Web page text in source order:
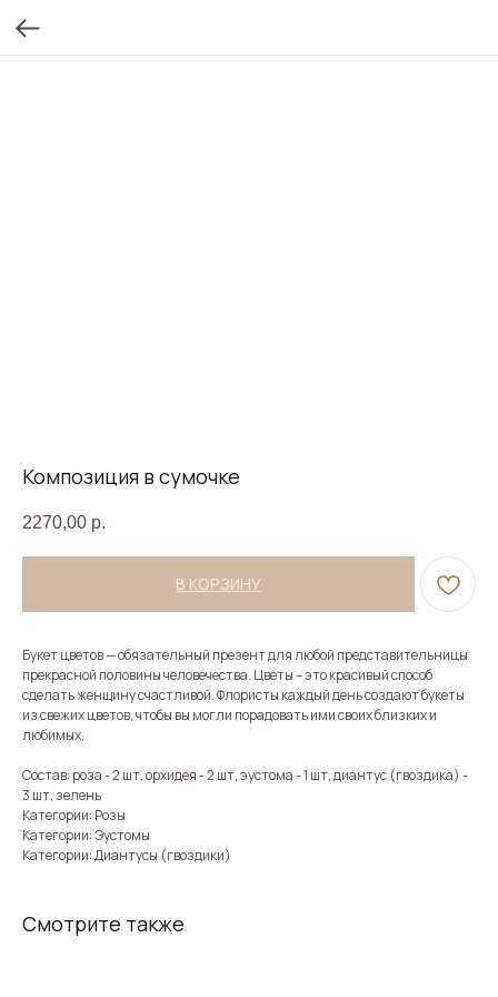
Композиция в сумочке
2270,00 р.
В КОРЗИНУ
Букет цветов — обязательный презент для любой представительницы
прекрасной половины человечества. Цветы – это красивый способ
сделать женщину счастливой. Флористы каждый день создают букеты
из свежих цветов, чтобы вы могли порадовать ими своих близких и
любимых.
Состав: роза - 2 шт, орхидея - 2 шт, эустома - 1 шт, диантус (гвоздика) -
3 шт, зелень
Категории: Розы
Категории: Эустомы
Категории: Диантусы (гвоздики)
Смотрите также